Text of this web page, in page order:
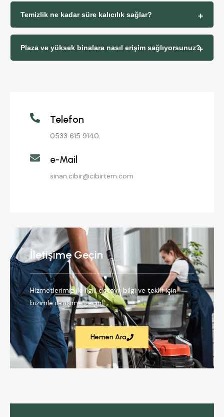
Temizlik ne kadar süre kalıcılık sağlar?
Plaza ve yüksek binalara nasıl erişim sağlıyorsunuz?
Telefon
0533 615 9140
e-Mail
sinan.cibir@cibirtem.com
İletişime Geçin
Hizmetlerimiz ile ilgili detaylı bilgi ve teklif için
bizimle iletişime geçin!
Hemen Ara